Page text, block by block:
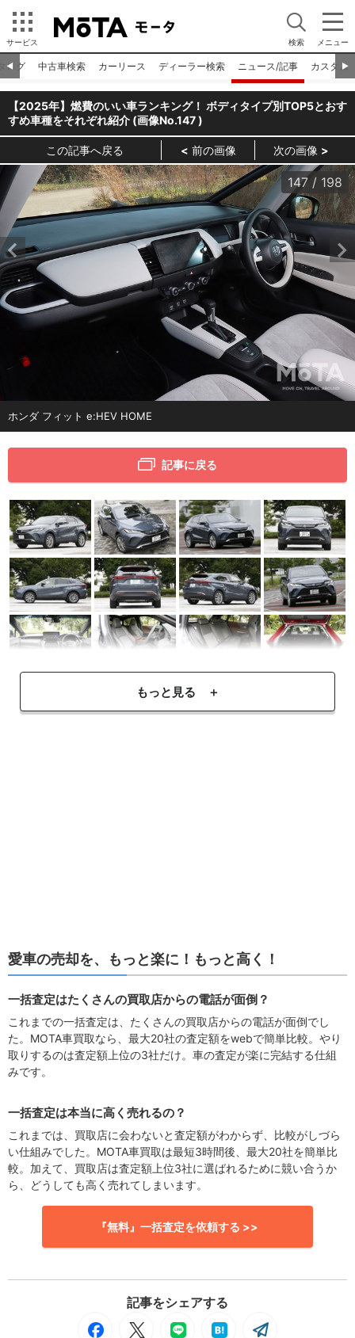
サービス 検索 メニュー
◀︎ ▶︎
ログ 中古車検索 カーリース ディーラー検索 ニュース/記事 カスタム
【2025年】燃費のいい車ランキング！ ボディタイプ別TOP5とおす
すめ車種をそれぞれ紹介 (画像No.147)
この記事へ戻る 前の画像 次の画像
ホンダ フィット e:HEV HOME
147 / 198
記事に戻る
もっと見る ＋
愛車の売却を、もっと楽に！もっと高く！
一括査定はたくさんの買取店からの電話が面倒？
これまでの一括査定は、たくさんの買取店からの電話が面倒でし
た。MOTA車買取なら、最大20社の査定額をwebで簡単比較。やり
取りするのは査定額上位の3社だけ。車の査定が楽に完結する仕組
みです。
一括査定は本当に高く売れるの？
これまでは、買取店に会わないと査定額がわからず、比較がしづら
い仕組みでした。MOTA車買取は最短3時間後、最大20社を簡単比
較。加えて、買取店は査定額上位3社に選ばれるために競い合うか
ら、どうしても高く売れてしまいます。
『無料』一括査定を依頼する >>
記事をシェアする